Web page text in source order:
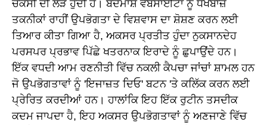
ਚੌਕਸੀ ਦੀ ਲੋੜ ਹੁੰਦੀ ਹੈ। ਬਦਮਾਸ਼ ਵੈੱਬਸਾਈਟਾਂ ਨੂੰ ਧੋਖੇਬਾਜ਼
ਤਕਨੀਕਾਂ ਰਾਹੀਂ ਉਪਭੋਗਤਾ ਦੇ ਵਿਸ਼ਵਾਸ ਦਾ ਸ਼ੋਸ਼ਣ ਕਰਨ ਲਈ
ਤਿਆਰ ਕੀਤਾ ਗਿਆ ਹੈ, ਅਕਸਰ ਪ੍ਰਤੀਤ ਹੁੰਦਾ ਨੁਕਸਾਨਦੇਹ
ਪਰਸਪਰ ਪ੍ਰਭਾਵ ਪਿੱਛੇ ਖਤਰਨਾਕ ਇਰਾਦੇ ਨੂੰ ਛੁਪਾਉਂਦੇ ਹਨ।
ਇੱਕ ਵਧਦੀ ਆਮ ਰਣਨੀਤੀ ਵਿੱਚ ਨਕਲੀ ਕੈਪਚਾ ਜਾਂਚਾਂ ਸ਼ਾਮਲ ਹਨ
ਜੋ ਉਪਭੋਗਤਾਵਾਂ ਨੂੰ 'ਇਜਾਜ਼ਤ ਦਿਓ' ਬਟਨ 'ਤੇ ਕਲਿੱਕ ਕਰਨ ਲਈ
ਪ੍ਰੇਰਿਤ ਕਰਦੀਆਂ ਹਨ। ਹਾਲਾਂਕਿ ਇਹ ਇੱਕ ਰੁਟੀਨ ਤਸਦੀਕ
ਕਦਮ ਜਾਪਦਾ ਹੈ, ਇਹ ਅਕਸਰ ਉਪਭੋਗਤਾਵਾਂ ਨੂੰ ਅਣਜਾਣੇ ਵਿੱਚ